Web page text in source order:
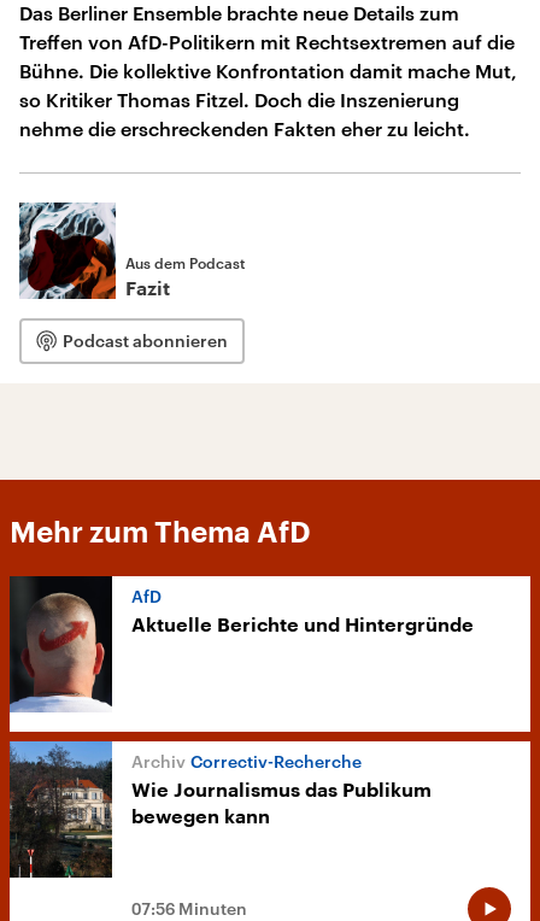
Das Berliner Ensemble brachte neue Details zum
Treffen von AfD-Politikern mit Rechtsextremen auf die
Bühne. Die kollektive Konfrontation damit mache Mut,
so Kritiker Thomas Fitzel. Doch die Inszenierung
nehme die erschreckenden Fakten eher zu leicht.
Aus dem Podcast
Fazit
Podcast abonnieren
Mehr zum Thema AfD
AfD
Aktuelle Berichte und Hintergründe
Correctiv-Recherche
Wie Journalismus das Publikum
bewegen kann
07:56 Minuten